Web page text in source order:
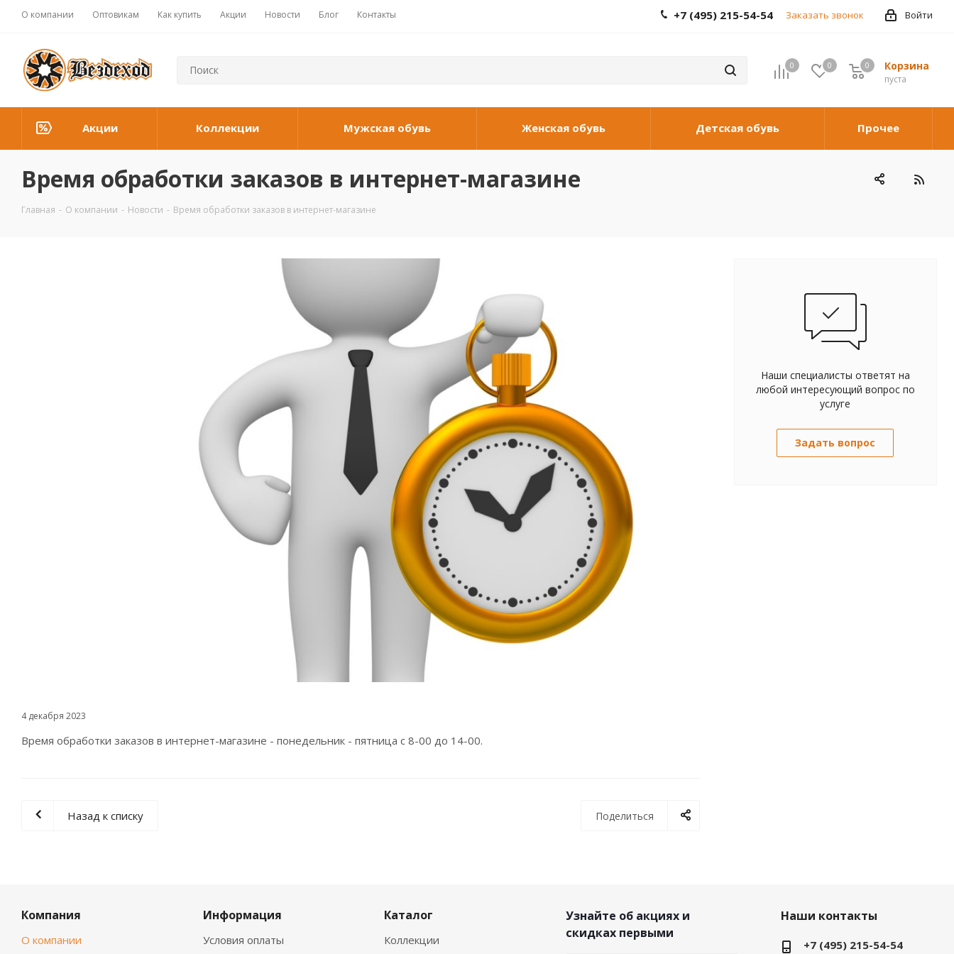
О компании Оптовикам Как купить Акции Новости Блог Контакты Войти
+7 (495) 215-54-54 Заказать звонок
0 0 Корзина
0
пуста
0
Акции Коллекции Мужская обувь Женская обувь Детская обувь Прочее
Время обработки заказов в интернет-магазине
Главная - О компании - Новости - Время обработки заказов в интернет-магазине
4 декабря 2023
Время обработки заказов в интернет-магазине - понедельник - пятница с 8-00 до 14-00.
Наши специалисты ответят на
любой интересующий вопрос по
услуге
Задать вопрос
Поделиться
Назад к списку
Компания
О компании
Информация
Условия оплаты
Каталог
Коллекции
Узнайте об акциях и
скидках первыми
Наши контакты
+7 (495) 215-54-54